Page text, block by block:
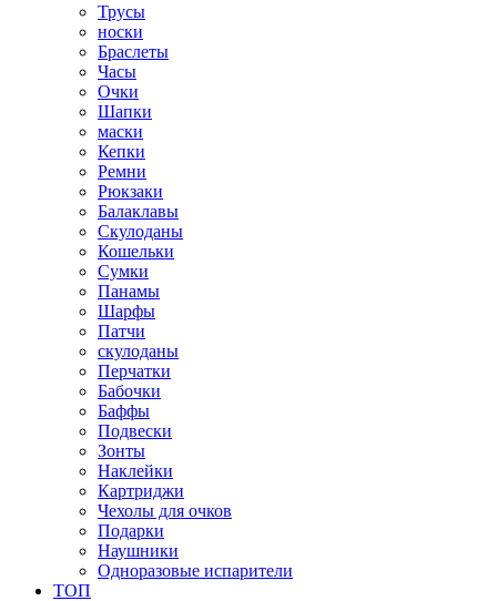
Трусы
носки
Браслеты
Часы
Очки
Шапки
маски
Кепки
Ремни
Рюкзаки
Балаклавы
Скулоданы
Кошельки
Сумки
Панамы
Шарфы
Патчи
скулоданы
Перчатки
Бабочки
Баффы
Подвески
Зонты
Наклейки
Картриджи
Чехолы для очков
Подарки
Наушники
Одноразовые испарители
ТОП